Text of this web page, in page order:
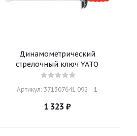
Динамометрический
стрелочный ключ YATO
Артикул: 371307641 092    1
1 323 ₽